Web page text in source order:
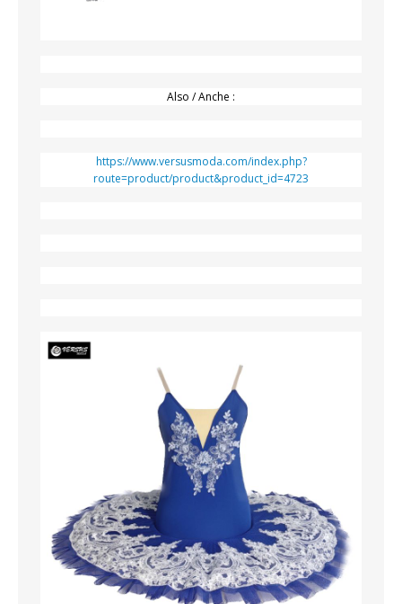
Also / Anche :
https://www.versusmoda.com/index.php?
route=product/product&product_id=4723